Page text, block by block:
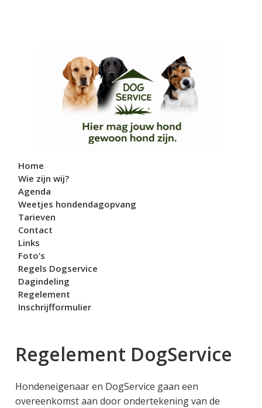
Home
Wie zijn wij?
Agenda
Weetjes hondendagopvang
Tarieven
Contact
Links
Foto’s
Regels Dogservice
Dagindeling
Regelement
Inschrijfformulier
Regelement DogService
Hondeneigenaar en DogService gaan een
overeenkomst aan door ondertekening van de